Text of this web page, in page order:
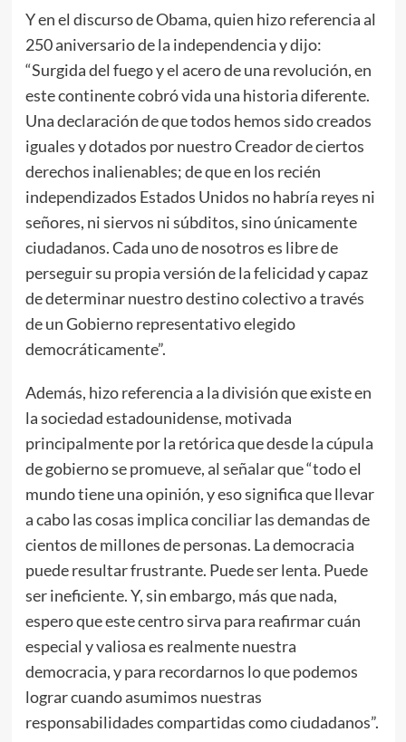
Y en el discurso de Obama, quien hizo referencia al
250 aniversario de la independencia y dijo:
“Surgida del fuego y el acero de una revolución, en
este continente cobró vida una historia diferente.
Una declaración de que todos hemos sido creados
iguales y dotados por nuestro Creador de ciertos
derechos inalienables; de que en los recién
independizados Estados Unidos no habría reyes ni
señores, ni siervos ni súbditos, sino únicamente
ciudadanos. Cada uno de nosotros es libre de
perseguir su propia versión de la felicidad y capaz
de determinar nuestro destino colectivo a través
de un Gobierno representativo elegido
democráticamente”.
Además, hizo referencia a la división que existe en
la sociedad estadounidense, motivada
principalmente por la retórica que desde la cúpula
de gobierno se promueve, al señalar que “todo el
mundo tiene una opinión, y eso significa que llevar
a cabo las cosas implica conciliar las demandas de
cientos de millones de personas. La democracia
puede resultar frustrante. Puede ser lenta. Puede
ser ineficiente. Y, sin embargo, más que nada,
espero que este centro sirva para reafirmar cuán
especial y valiosa es realmente nuestra
democracia, y para recordarnos lo que podemos
lograr cuando asumimos nuestras
responsabilidades compartidas como ciudadanos”.